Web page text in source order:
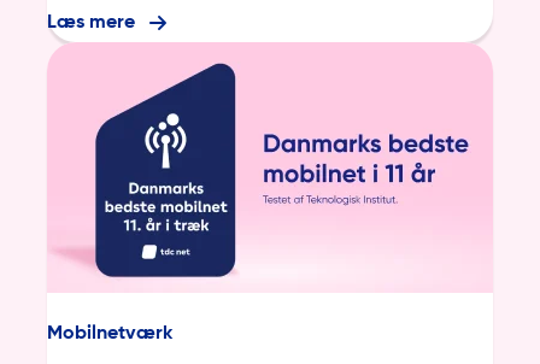
Læs mere
Mobilnetværk